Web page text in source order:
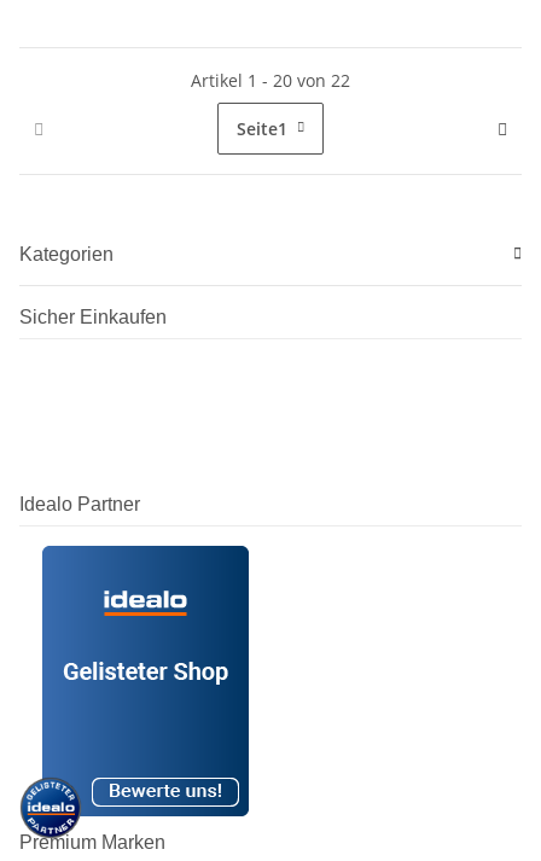
Artikel 1 - 20 von 22
Seite1
Kategorien
Sicher Einkaufen
Idealo Partner
Premium Marken